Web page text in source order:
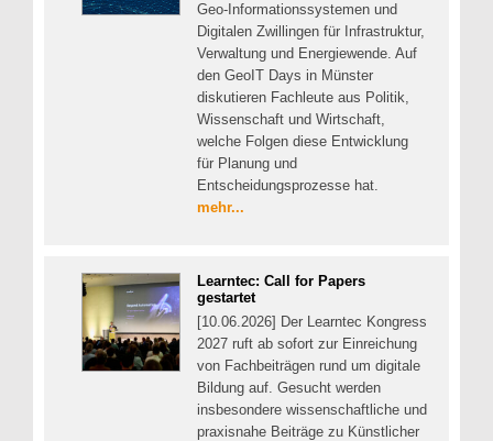
Geo-Informationssystemen und
Digitalen Zwillingen für Infrastruktur,
Verwaltung und Energiewende. Auf
den GeoIT Days in Münster
diskutieren Fachleute aus Politik,
Wissenschaft und Wirtschaft,
welche Folgen diese Entwicklung
für Planung und
Entscheidungsprozesse hat.
mehr...
Learntec: Call for Papers
gestartet
[10.06.2026] Der Learntec Kongress
2027 ruft ab sofort zur Einreichung
von Fachbeiträgen rund um digitale
Bildung auf. Gesucht werden
insbesondere wissenschaftliche und
praxisnahe Beiträge zu Künstlicher